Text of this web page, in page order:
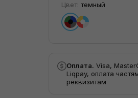
Цвет: темный
Оплата. Visa,
Liqpay, оплата
реквизитам